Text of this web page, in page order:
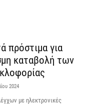
πρόστιμα για
καταβολή των
2024
με ηλεκτρονικές